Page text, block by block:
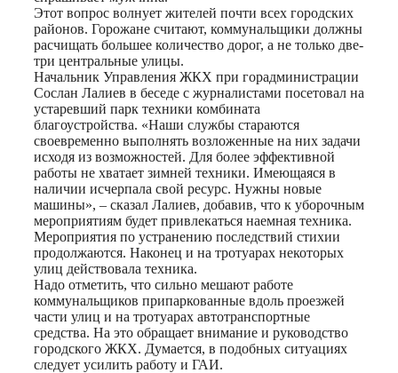
Этот вопрос волнует жителей почти всех городских
районов. Горожане считают, коммунальщики должны
расчищать большее количество дорог, а не только две-
три центральные улицы.
Начальник Управления ЖКХ при горадминистрации
Сослан Лалиев в беседе с журналистами посетовал на
устаревший парк техники комбината
благоустройства. «Наши службы стараются
своевременно выполнять возложенные на них задачи
исходя из возможностей. Для более эффективной
работы не хватает зимней техники. Имеющаяся в
наличии исчерпала свой ресурс. Нужны новые
машины», – сказал Лалиев, добавив, что к уборочным
мероприятиям будет привлекаться наемная техника.
Мероприятия по устранению последствий стихии
продолжаются. Наконец и на тротуарах некоторых
улиц действовала техника.
Надо отметить, что сильно мешают работе
коммунальщиков припаркованные вдоль проезжей
части улиц и на тротуарах автотранспортные
средства. На это обращает внимание и руководство
городского ЖКХ. Думается, в подобных ситуациях
следует усилить работу и ГАИ.